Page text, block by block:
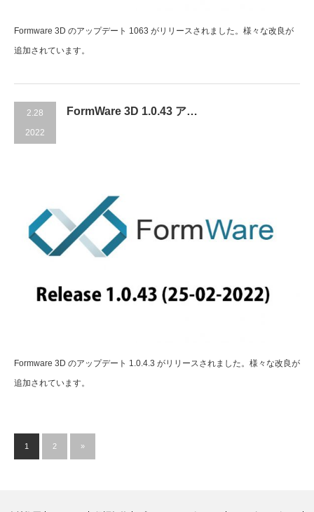
Formware 3D のアップデート 1063 がリリースされました。様々な改良が
追加されています。
2.28
2022
FormWare 3D 1.0.43 ア…
Formware 3D のアップデート 1.0.4.3 がリリースされました。様々な改良が
追加されています。
1 2 »